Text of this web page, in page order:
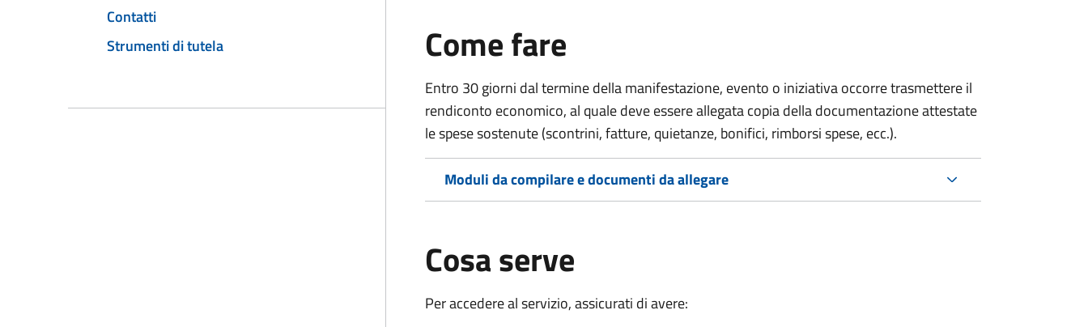
Contatti
Strumenti di tutela
Come fare
Entro 30 giorni dal termine della manifestazione, evento o iniziativa occorre trasmettere il
rendiconto economico, al quale deve essere allegata copia della documentazione attestate
le spese sostenute (scontrini, fatture, quietanze, bonifici, rimborsi spese, ecc.).
Moduli da compilare e documenti da allegare
Cosa serve
Per accedere al servizio, assicurati di avere: